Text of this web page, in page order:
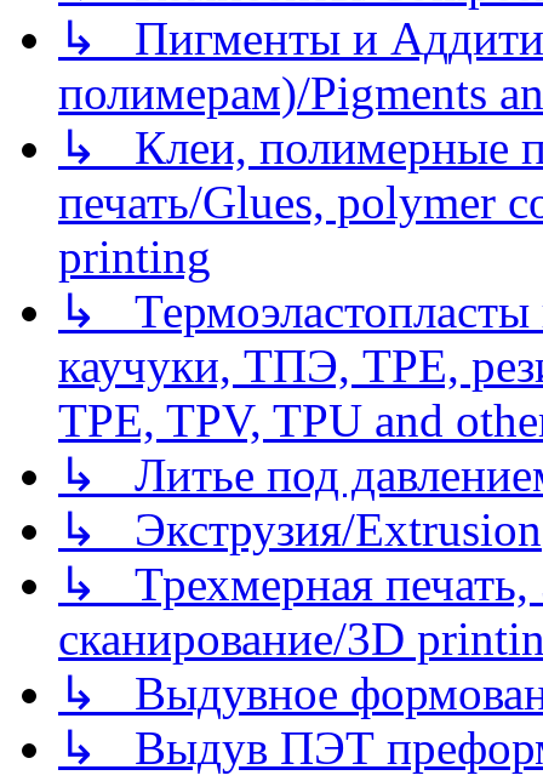
↳ Пигменты и
полимерам)/Pigments
↳ Клеи, полимерные
печать/Glues, polymer
printing
↳
каучуки, ТПЭ, TPE,
TPE, TPV, TPU and
↳ Литье под
↳ Экструзия/Extrusion
↳ Трехмерная
сканирование/3D
↳ Выдувное
↳ Выдув ПЭТ